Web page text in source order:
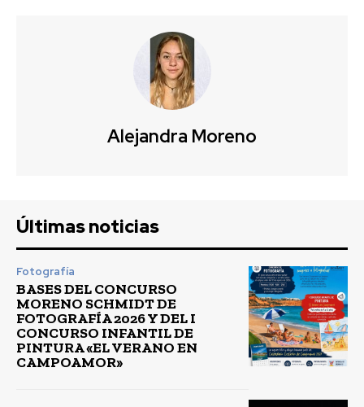
Alejandra Moreno
Últimas noticias
Fotografía
BASES DEL CONCURSO
MORENO SCHMIDT DE
FOTOGRAFÍA 2026 Y DEL I
CONCURSO INFANTIL DE
PINTURA «EL VERANO EN
CAMPOAMOR»